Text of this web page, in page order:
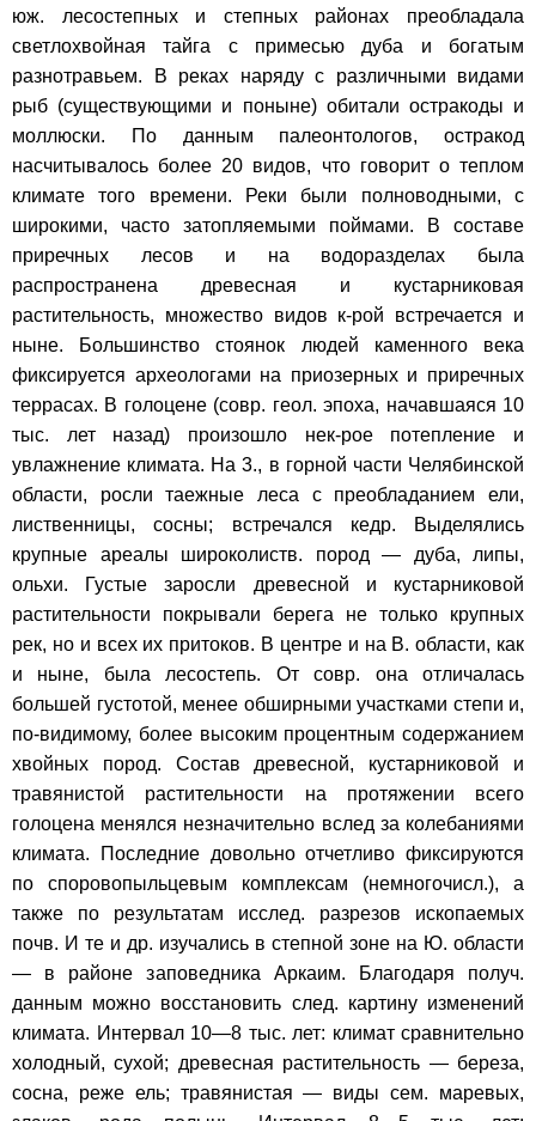
юж. лесостепных и степных районах преобладала
светлохвойная тайга с примесью дуба и богатым
разнотравьем. В реках наряду с различными видами
рыб (существующими и поныне) обитали остракоды и
моллюски. По данным палеонтологов, остракод
насчитывалось более 20 видов, что говорит о теплом
климате того времени. Реки были полноводными, с
широкими, часто затопляемыми поймами. В составе
приречных лесов и на водоразделах была
распространена древесная и кустарниковая
растительность, множество видов к-рой встречается и
ныне. Большинство стоянок людей каменного века
фиксируется археологами на приозерных и приречных
террасах. В голоцене (совр. геол. эпоха, начавшаяся 10
тыс. лет назад) произошло нек-рое потепление и
увлажнение климата. На 3., в горной части Челябинской
области, росли таежные леса с преобладанием ели,
лиственницы, сосны; встречался кедр. Выделялись
крупные ареалы широколиств. пород — дуба, липы,
ольхи. Густые заросли древесной и кустарниковой
растительности покрывали берега не только крупных
рек, но и всех их притоков. В центре и на В. области, как
и ныне, была лесостепь. От совр. она отличалась
большей густотой, менее обширными участками степи и,
по-видимому, более высоким процентным содержанием
хвойных пород. Состав древесной, кустарниковой и
травянистой растительности на протяжении всего
голоцена менялся незначительно вслед за колебаниями
климата. Последние довольно отчетливо фиксируются
по споровопыльцевым комплексам (немногочисл.), а
также по результатам исслед. разрезов ископаемых
почв. И те и др. изучались в степной зоне на Ю. области
— в районе заповедника Аркаим. Благодаря получ.
данным можно восстановить след. картину изменений
климата. Интервал 10—8 тыс. лет: климат сравнительно
холодный, сухой; древесная растительность — береза,
сосна, реже ель; травянистая — виды сем. маревых,